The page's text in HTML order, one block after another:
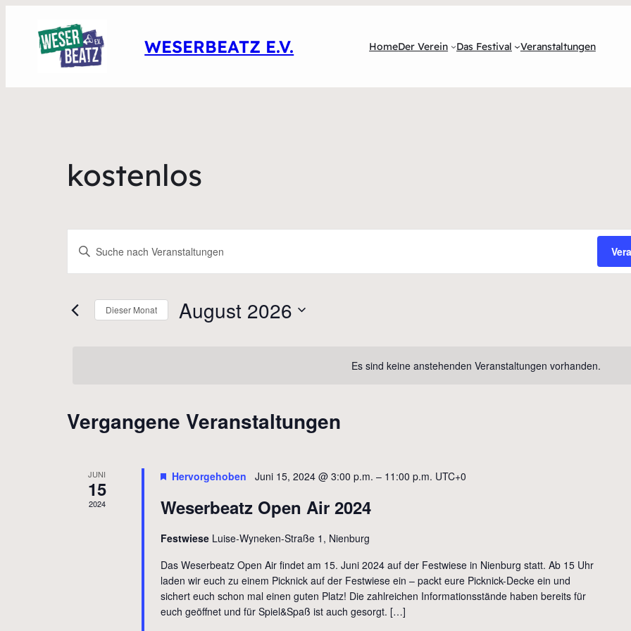
WESERBEATZ E.V. HomeDer Verein Das Festival Veranstaltungen
kostenlos
Es sind keine anstehenden Veranstaltungen vorhanden.
Veranstaltungen
Suche
und
Bitte
Suche
Dieser Monat August 2026
Kalender
Veranstaltungen
Vergangene Veranstaltungen
JUNI
15
2024
Hervorgehoben Juni 15, 2024 @ 3:00 p.m. – 11:00 p.m. UTC+0
Weserbeatz Open Air 2024
Festwiese Luise-Wyneken-Straße 1, Nienburg
Das Weserbeatz Open Air findet am 15. Juni 2024 auf der Festwiese in Nienburg statt. Ab 15 Uhr
laden wir euch zu einem Picknick auf der Festwiese ein – packt eure Picknick-Decke ein und
sichert euch schon mal einen guten Platz! Die zahlreichen Informationsstände haben bereits für
euch geöffnet und für Spiel&Spaß ist auch gesorgt. […]